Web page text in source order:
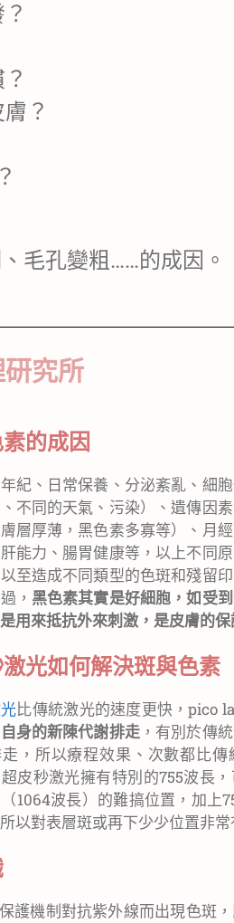
？
毛孔變粗……的成因。
研究所
的成因
紀、日常保養、分泌紊亂、細
、不同的天氣、污染）、遺傳因
層厚薄，黑色素多寡等）、月
能力、腸胃健康等，以上不同
至造成不同類型的色斑和殘留
， 黑色素其實是好細胞，如受
用來抵抗外來刺激，是皮膚的保
光如何解決斑與色素
比傳統激光的速度更快，pico
身的新陳代謝排走，有別於傳
，所以療程效果、次數都比傳
皮秒激光擁有特別的755波長
1064波長）的難搞位置，加上
以對表層斑或再下少少位置非常
護機制對抗紫外線而出現色斑